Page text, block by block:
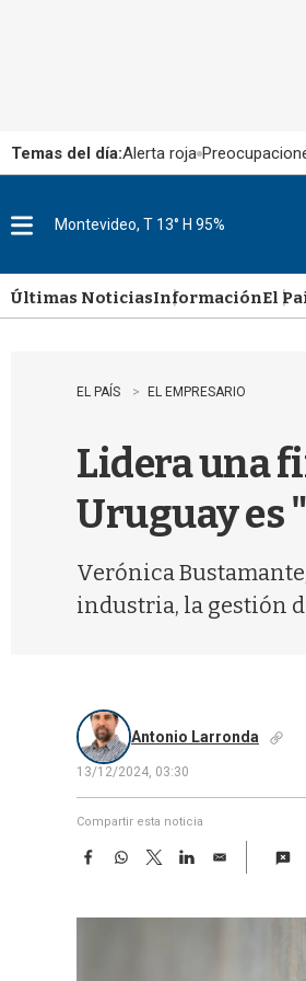
Temas del día:Alerta roja
u
Montevideo, T 13° H 95%
Últimas NoticiasInformaciónEl
EL PAÍS EL EMPRESARIO
Lidera una
Uruguay es
Verónica
industria, la gestión
Antonio Larronda
13/12/2024, 03:30
Compartir esta noticia
F
e
W
t
T
w
t
L
k
E
i